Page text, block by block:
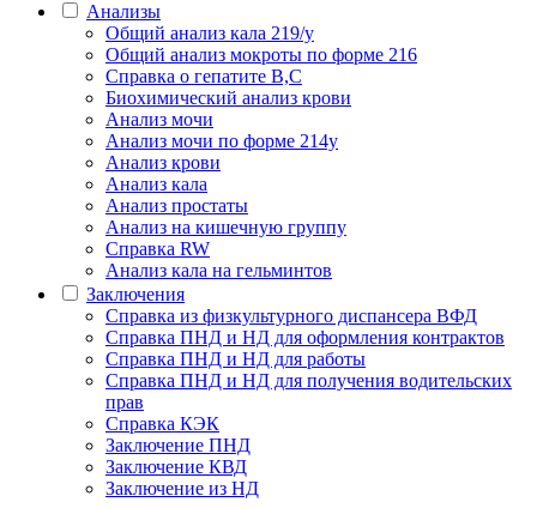
Анализы
Общий анализ кала 219/у
Общий анализ мокроты по форме 216
Справка о гепатите B,C
Биохимический анализ крови
Анализ мочи
Анализ мочи по форме 214у
Анализ крови
Анализ кала
Анализ простаты
Анализ на кишечную группу
Справка RW
Анализ кала на гельминтов
Заключения
Cправка из физкультурного диспансера ВФД
Справка ПНД и НД для оформления контрактов
Справка ПНД и НД для работы
Справка ПНД и НД для получения водительских
прав
Справка КЭК
Заключение ПНД
Заключение КВД
Заключение из НД